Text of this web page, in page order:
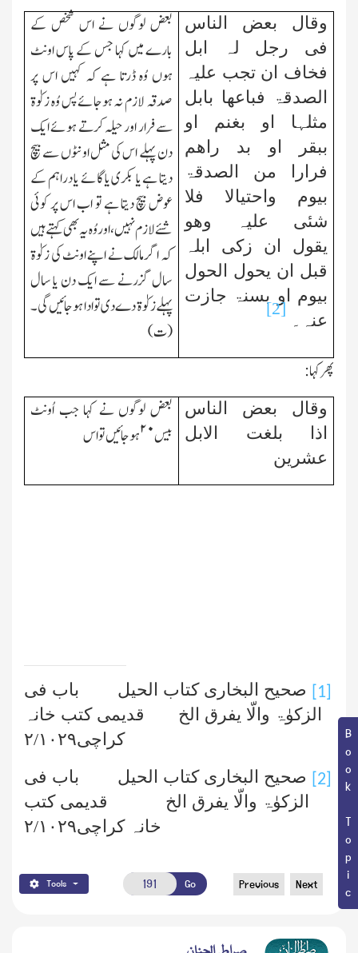
Book Topic
وقال بعض الناس
فی رجل لہ ابل
فخاف ان تجب علیہ
الصدقۃ فباعھا بابل
مثلہا او بغنم او
ببقر او بد راھم
فرارا من الصدقۃ
بیوم واحتیالا فلا
شئی علیہ وھو
یقول ان زکی ابلہ
قبل ان یحول الحول
بیوم او بسنۃ جازت
عنہ۔
[2]
بعض لوگوں نے اس شخص کے
بارے میں کہا جس کے پاس اونٹ
ہوں وُہ ڈرتا ہے کہ کہیں اس پر
صدقہ لازم نہ ہوجائےپس وُہ زکوٰۃ
سے فرار اور حیلہ کرتے ہوئے ایك
دن پہلے اس کی مثل اونٹوں سے بیچ
دیتا ہے یا بکری یا گائے یا دراہم کے
عوض بیچ دیتا ہے تو اب اس پر کوئی
شئے لازم نہیں، اور وُہ یہ بھی کہتے ہیں
کہ اگر مالك نے اپنے اونٹ کی زکوٰۃ
سال گزرنے سے ایك دن یا سال
پہلے زکوٰۃ دے دی تو ادا ہوجائیں گی۔
(ت)
پھر کہا:
وقال بعض الناس
اذا بلغت الابل
عشرین
بعض لوگوں نے کہا جب اُونٹ
بیس۲۰ہوجائیں تو اس
[1]
صحیح البخاری کتاب الحیل باب فی
الزکوٰۃ والّا یفرق الخ قدیمی کتب خانہ
کراچی
۲/۱۰۲۹
[2]
صحیح البخاری کتاب الحیل باب فی
الزکوٰۃ والّا یفرق الخ قدیمی کتب
خانہ کراچی
۲/۱۰۲۹
Tools Go Previous Next